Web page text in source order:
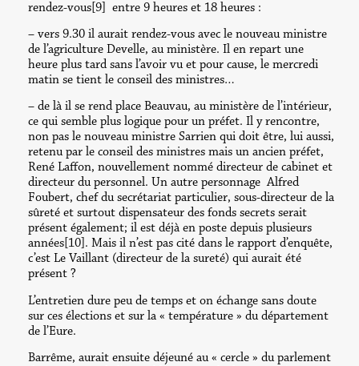
rendez-vous[9] entre 9 heures et 18 heures :
– vers 9.30 il aurait rendez-vous avec le nouveau ministre
de l’agriculture Develle, au ministère. Il en repart une
heure plus tard sans l’avoir vu et pour cause, le mercredi
matin se tient le conseil des ministres…
– de là il se rend place Beauvau, au ministère de l’intérieur,
ce qui semble plus logique pour un préfet. Il y rencontre,
non pas le nouveau ministre Sarrien qui doit être, lui aussi,
retenu par le conseil des ministres mais un ancien préfet,
René Laffon, nouvellement nommé directeur de cabinet et
directeur du personnel. Un autre personnage Alfred
Foubert, chef du secrétariat particulier, sous-directeur de la
sûreté et surtout dispensateur des fonds secrets serait
présent également; il est déjà en poste depuis plusieurs
années[10]. Mais il n’est pas cité dans le rapport d’enquête,
c’est Le Vaillant (directeur de la sureté) qui aurait été
présent ?
L’entretien dure peu de temps et on échange sans doute
sur ces élections et sur la « température » du département
de l’Eure.
Barrême, aurait ensuite déjeuné au « cercle » du parlement